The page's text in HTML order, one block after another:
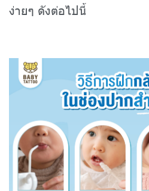
ง่ายๆ ดังต่อไปนี้